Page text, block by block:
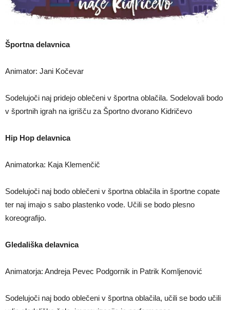
Športna delavnica
Animator: Jani Kočevar
Sodelujoči naj pridejo oblečeni v športna oblačila. Sodelovali bodo
v športnih igrah na igrišču za Športno dvorano Kidričevo
Hip Hop delavnica
Animatorka: Kaja Klemenčič
Sodelujoči naj bodo oblečeni v športna oblačila in športne copate
ter naj imajo s sabo plastenko vode. Učili se bodo plesno
koreografijo.
Gledališka delavnica
Animatorja: Andreja Pevec Podgornik in Patrik Komljenović
Sodelujoči naj bodo oblečeni v športna oblačila, učili se bodo učili